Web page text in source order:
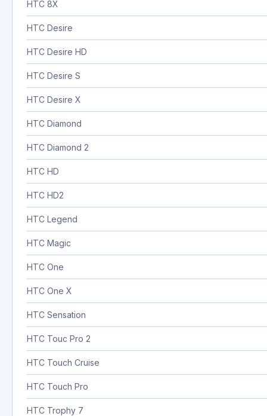
HTC 8X
HTC Desire
HTC Desire HD
HTC Desire S
HTC Desire X
HTC Diamond
HTC Diamond 2
HTC HD
HTC HD2
HTC Legend
HTC Magic
HTC One
HTC One X
HTC Sensation
HTC Touc Pro 2
HTC Touch Cruise
HTC Touch Pro
HTC Trophy 7